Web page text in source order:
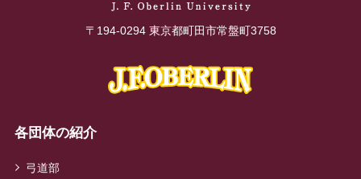
〒194-0294 東京都町田市常盤町3758
各団体の紹介
弓道部